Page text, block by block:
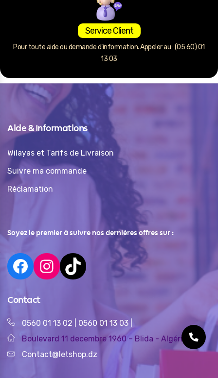
Service Client
Pour toute aide ou demande d’information. Appeler au : (05 60) 01
13 03
Aide & Informations
Wilayas et Tarifs de Livraison
Suivre ma commande
Réclamation
Soyez le premier à suivre nos dernières offres sur :
Contact
0560 01 13 02 0560 01 13 03
Boulevard 11 decembre 1960 – Blida - Algérie
Contact@letshop.dz